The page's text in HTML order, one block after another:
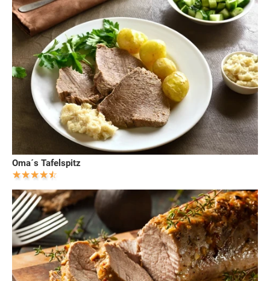
Oma´s Tafelspitz